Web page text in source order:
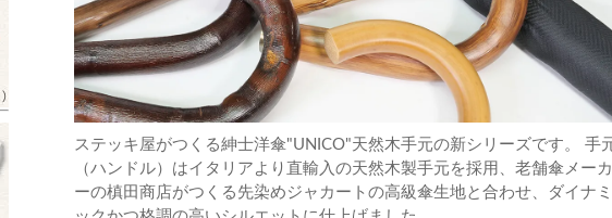
ステッキ屋がつくる紳士洋傘"UNICO"天然木手元の新シリーズです。 手
（ハンドル）はイタリアより直輸入の天然木製手元を採用、老舗傘メーカ
ーの槙田商店がつくる先染めジャカートの高級傘生地と合わせ、ダイナミ